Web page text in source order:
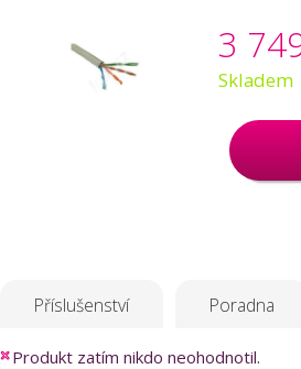
3
Skladem
Příslušenství Poradna
Produkt zatím nikdo neohodnotil.